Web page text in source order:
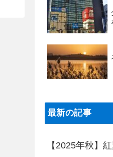
最新の記事
【2025年秋】